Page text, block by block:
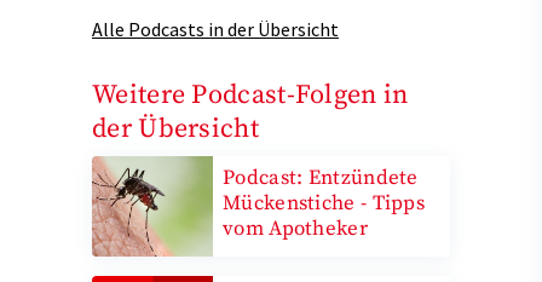
Gerät gespeichert werden.
und möchte die externen Inhalte laden.
Mehr Informationen finden Sie in der
Datenschutzerklärung
Externen Inhalten zustimmen
und laden
Alle Podcasts in der Übersicht
Weitere Podcast-Folgen in
der Übersicht
Podcast: Entzündete
Mückenstiche - Tipps
vom Apotheker